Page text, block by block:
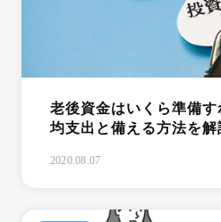
老後資金はいくら準備
均支出と備える方法を解
2020.08.07